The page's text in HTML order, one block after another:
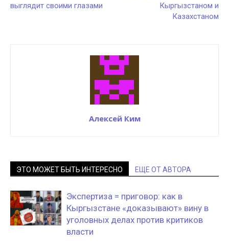
выглядит своими глазами
Кыргызстаном и
Казахстаном
Алексей Ким
ЭТО МОЖЕТ БЫТЬ ИНТЕРЕСНО ЕЩЕ ОТ АВТОРА
Экспертиза = приговор: как в
Кыргызстане «доказывают» вину в
уголовных делах против критиков
власти